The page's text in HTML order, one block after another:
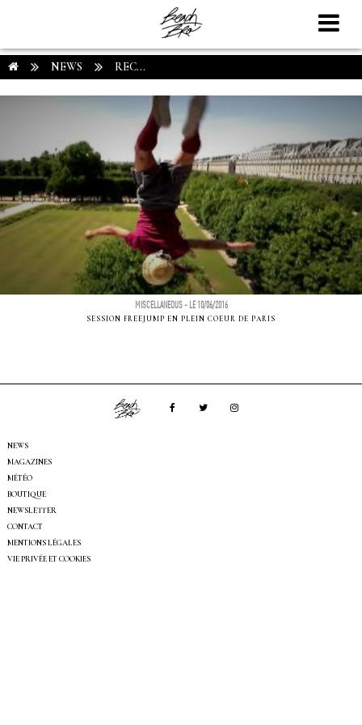
NEWS REC...
MISCELLANEOUS - LE 10/06/2016
SESSION FREEJUMP EN PLEIN COEUR DE PARIS
NEWS
MAGAZINES
MÉTÉO
BOUTIQUE
NEWSLETTER
CONTACT
MENTIONS LÉGALES
VIE PRIVÉE ET COOKIES